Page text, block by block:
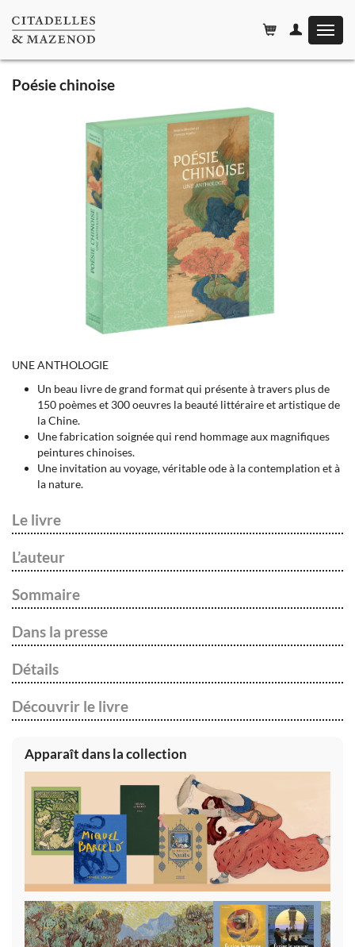
le
menu
Poésie chinoise
UNE ANTHOLOGIE
Un beau livre de grand format qui présente à travers plus de
150 poèmes et 300 oeuvres la beauté littéraire et artistique de
la Chine.
Une fabrication soignée qui rend hommage aux magnifiques
peintures chinoises.
Une invitation au voyage, véritable ode à la contemplation et à
la nature.
Le livre
L’auteur
Sommaire
Dans la presse
Détails
Découvrir le livre
Apparaît dans la collection